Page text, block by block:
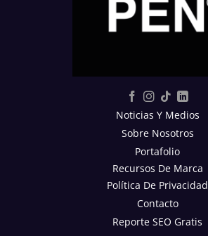
Noticias Y Medios
Sobre Nosotros
Portafolio
Recursos De Marca
Política De Privacidad
Contacto
Reporte SEO Gratis